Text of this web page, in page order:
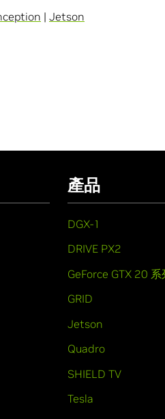
| Jetson
產品
DGX-1
DRIVE PX2
GeForce GTX 20 系
GRID
Jetson
Quadro
SHIELD TV
Tesla